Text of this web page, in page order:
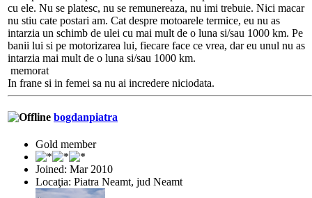
cu ele. Nu se platesc, nu se remunereaza, nu imi trebuie. Nici macar
nu stiu cate postari am. Cat despre motoarele termice, eu nu as
intarzia un schimb de ulei cu mai mult de o luna si/sau 1000 km. Pe
banii lui si pe motorizarea lui, fiecare face ce vrea, dar eu unul nu as
intarzia mai mult de o luna si/sau 1000 km.
memorat
In frane si in femei sa nu ai incredere niciodata.
bogdanpiatra
Gold member
Joined: Mar 2010
Locaţia: Piatra Neamt, jud Neamt